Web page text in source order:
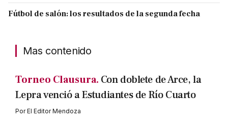
Fútbol de salón: los resultados de la segunda fecha
Mas contenido
Torneo Clausura. Con doblete de Arce, la
Lepra venció a Estudiantes de Río Cuarto
PorEl Editor Mendoza